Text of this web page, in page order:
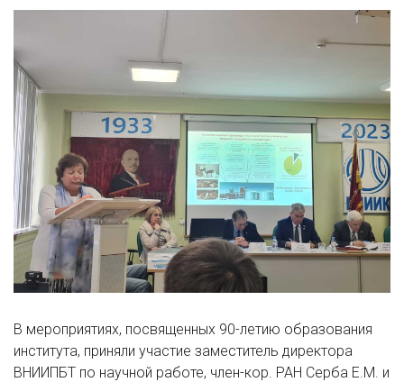
В мероприятиях, посвященных 90-летию образования
института, приняли участие заместитель директора
ВНИИПБТ по научной работе, член-кор. РАН Серба Е.М. и